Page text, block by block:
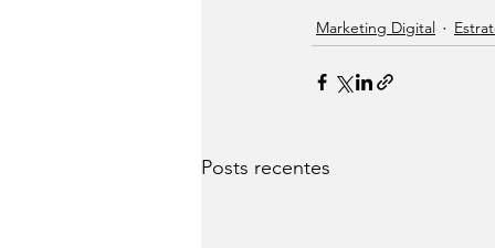
Marketing Digital
Posts recentes